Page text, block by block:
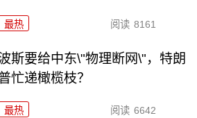
最热 阅读 8161
斯要给中东\"物理断网\"，特朗
忙递橄榄枝？
最热 阅读 6642